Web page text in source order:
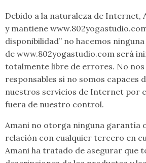
Debido a la naturaleza de Internet,
y mantiene
disponibilidad” no hacemos
de www.802yogastudio.com será
totalmente libre de errores. No nos
responsables si no somos capaces
nuestros servicios de Internet por
fuera de nuestro control.
Amani no otorga ninguna garantía
relación con cualquier tercero en
Amani ha tratado de asegurar que